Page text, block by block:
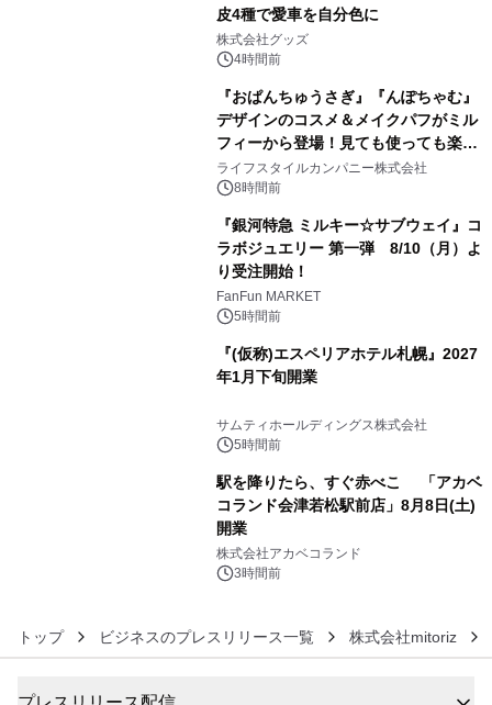
皮4種で愛車を自分色に
株式会社グッズ
4時間前
『おぱんちゅうさぎ』『んぽちゃむ』
デザインのコスメ＆メイクパフがミル
フィーから登場！見ても使っても楽し
い、ポップでキュートなコレクショ
ン。
ライフスタイルカンパニー株式会社
8時間前
『銀河特急 ミルキー☆サブウェイ』コ
ラボジュエリー 第一弾 8/10（月）よ
り受注開始！
FanFun MARKET
5時間前
『(仮称)エスペリアホテル札幌』2027
年1月下旬開業
サムティホールディングス株式会社
5時間前
駅を降りたら、すぐ赤べこ 「アカベ
コランド会津若松駅前店」8月8日(土)
開業
株式会社アカベコランド
3時間前
トップ ビジネスのプレスリリース一覧 株式会社mitoriz